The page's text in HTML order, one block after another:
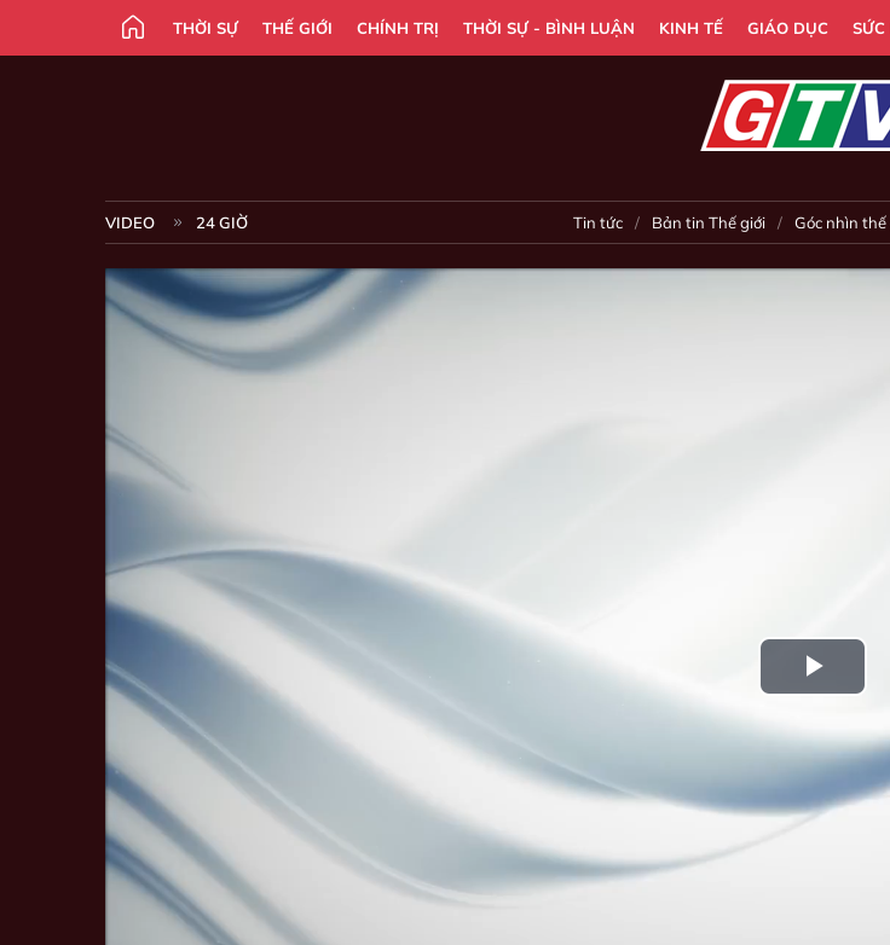
THỜI SỰ THẾ GIỚI CHÍNH TRỊ THỜI SỰ - BÌNH LUẬN KINH TẾ GIÁO DỤC SỨC
VIDEO 24 GIỜ Tin tức Bản tin Thế giới Góc nhìn thế
Play